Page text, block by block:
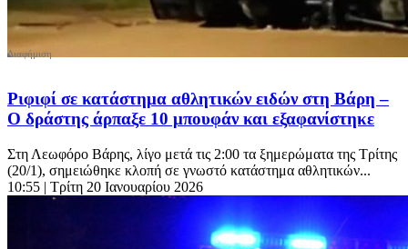
Ριφιφί σε κατάστημα αθλητικών ειδών στη Βάρη –
Ο δράστης άρπαξε 10 μπουφάν και εξαφανίστηκε
Στη Λεωφόρο Βάρης, λίγο μετά τις 2:00 τα ξημερώματα της Τρίτης
(20/1), σημειώθηκε κλοπή σε γνωστό κατάστημα αθλητικών...
10:55 | Τρίτη 20 Ιανουαρίου 2026